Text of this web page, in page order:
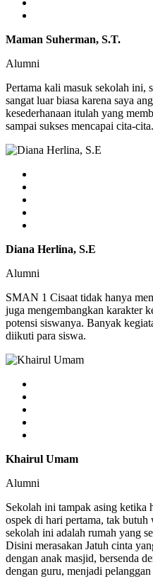
Maman Suherman, S.T.
Alumni
Pertama kali masuk sekolah ini,
sangat luar biasa karena saya
kesederhanaan itulah yang
sampai sukses mencapai cita-cita.
Diana Herlina, S.E
Alumni
SMAN 1 Cisaat tidak hanya
juga mengembangkan karakter
potensi siswanya. Banyak
diikuti para siswa.
Khairul Umam
Alumni
Sekolah ini tampak asing ketika
ospek di hari pertama, tak
sekolah ini adalah rumah yang
Disini merasakan Jatuh cinta
dengan anak masjid, bersenda
dengan guru, menjadi